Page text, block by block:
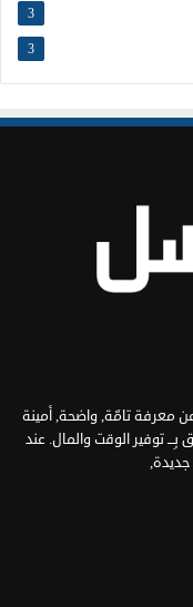
3
3
عن معرفة تامّة, واضحة, أمينة
توفير الوقت والمال. عند
جديدة,